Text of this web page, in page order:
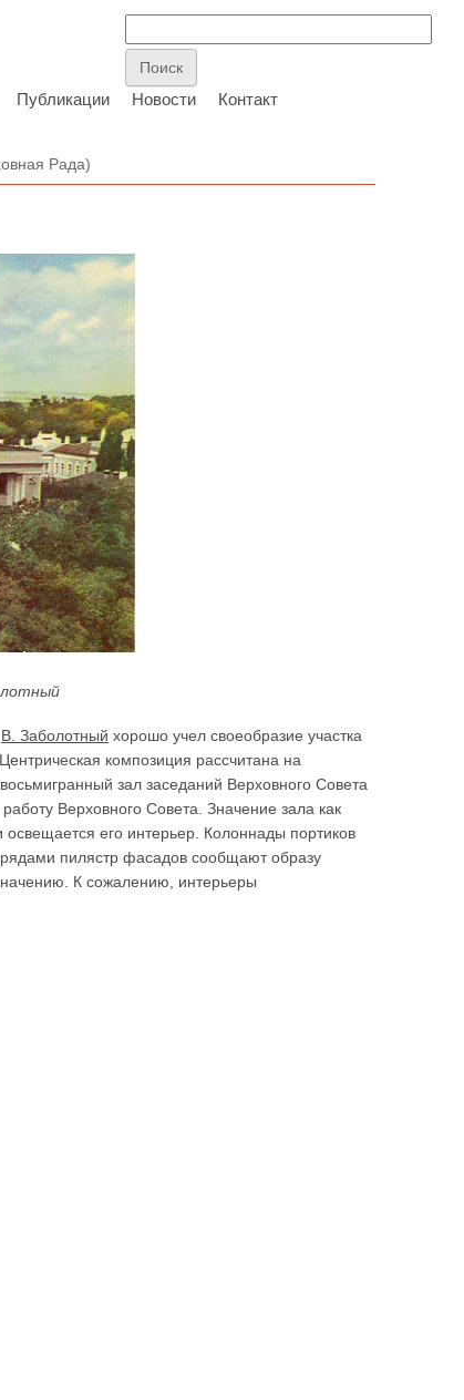
Публикации Новости Контакт
Рада)
В. Заболотный хорошо учел своеобразие участка
композиция рассчитана на
зал заседаний Верховного Совета
Верховного Совета. Значение зала как
его интерьер. Колоннады портиков
рядами пилястр фасадов сообщают образу
К сожалению, интерьеры